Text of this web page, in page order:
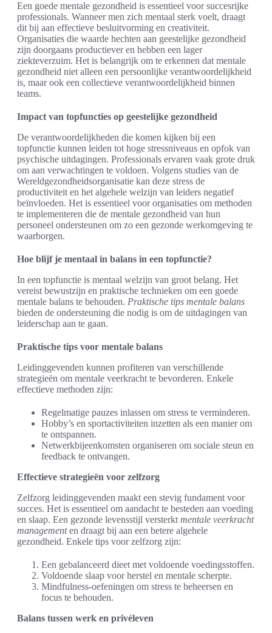
Een goede mentale gezondheid is essentieel voor succesrijke
professionals. Wanneer men zich mentaal sterk voelt, draagt
dit bij aan effectieve besluitvorming en creativiteit.
Organisaties die waarde hechten aan geestelijke gezondheid
zijn doorgaans productiever en hebben een lager
ziekteverzuim. Het is belangrijk om te erkennen dat mentale
gezondheid niet alleen een persoonlijke verantwoordelijkheid
is, maar ook een collectieve verantwoordelijkheid binnen
teams.
Impact van topfuncties op geestelijke gezondheid
De verantwoordelijkheden die komen kijken bij een
topfunctie kunnen leiden tot hoge stressniveaus en opfok van
psychische uitdagingen. Professionals ervaren vaak grote druk
om aan verwachtingen te voldoen. Volgens studies van de
Wereldgezondheidsorganisatie kan deze stress de
productiviteit en het algehele welzijn van leiders negatief
beïnvloeden. Het is essentieel voor organisaties om methoden
te implementeren die de mentale gezondheid van hun
personeel ondersteunen om zo een gezonde werkomgeving te
waarborgen.
Hoe blijf je mentaal in balans in een topfunctie?
In een topfunctie is mentaal welzijn van groot belang. Het
vereist bewustzijn en praktische technieken om een goede
mentale balans te behouden. Praktische tips mentale balans
bieden de ondersteuning die nodig is om de uitdagingen van
leiderschap aan te gaan.
Praktische tips voor mentale balans
Leidinggevenden kunnen profiteren van verschillende
strategieën om mentale veerkracht te bevorderen. Enkele
effectieve methoden zijn:
Regelmatige pauzes inlassen om stress te verminderen.
Hobby’s en sportactiviteiten inzetten als een manier om
te ontspannen.
Netwerkbijeenkomsten organiseren om sociale steun en
feedback te ontvangen.
Effectieve strategieën voor zelfzorg
Zelfzorg leidinggevenden maakt een stevig fundament voor
succes. Het is essentieel om aandacht te besteden aan voeding
en slaap. Een gezonde levensstijl versterkt mentale veerkracht
managementen draagt bij aan een betere algehele
gezondheid. Enkele tips voor zelfzorg zijn:
Een gebalanceerd dieet met voldoende voedingsstoffen.
Voldoende slaap voor herstel en mentale scherpte.
Mindfulness-oefeningen om stress te beheersen en
focus te behouden.
Balans tussen werk en privéleven